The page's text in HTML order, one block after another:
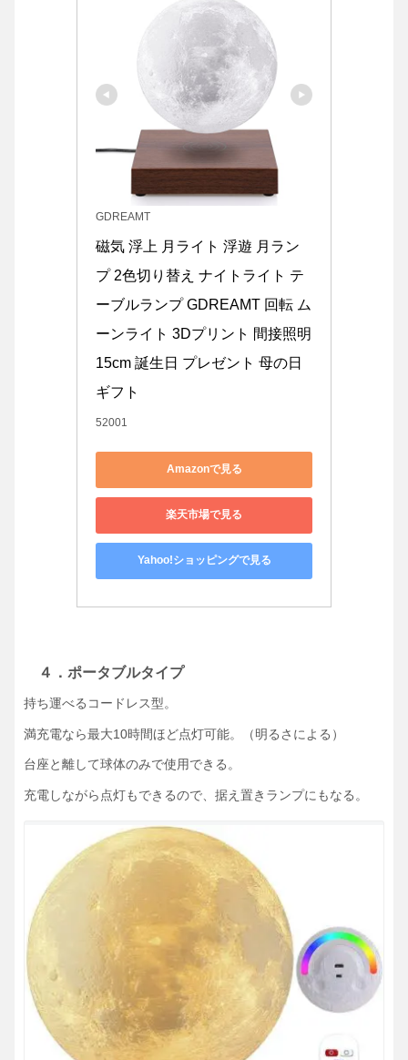
GDREAMT
磁気 浮上 月ライト 浮遊 月ラン
プ 2色切り替え ナイトライト テ
ーブルランプ GDREAMT 回転 ム
ーンライト 3Dプリント 間接照明
15cm 誕生日 プレゼント 母の日
ギフト
52001
Amazonで見る
楽天市場で見る
Yahoo!ショッピングで見る
４．ポータブルタイプ
持ち運べるコードレス型。
満充電なら最大10時間ほど点灯可能。（明るさによる）
台座と離して球体のみで使用できる。
充電しながら点灯もできるので、据え置きランプにもなる。